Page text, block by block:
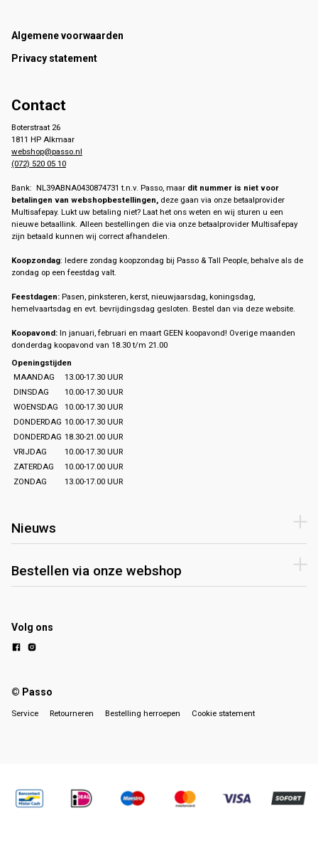
Footer
Algemene voorwaarden
Privacy statement
Contact
Boterstraat 26
1811 HP Alkmaar
webshop@passo.nl
(072) 520 05 10
Bank: NL39ABNA0430874731 t.n.v. Passo, maar dit nummer is niet voor
betalingen van webshopbestellingen, deze gaan via onze betaalprovider
Multisafepay. Lukt uw betaling niet? Laat het ons weten en wij sturen u een
nieuwe betaallink. Alleen bestellingen die via onze betaalprovider Multisafepay
zijn betaald kunnen wij correct afhandelen.
Koopzondag: Iedere zondag koopzondag bij Passo & Tall People, behalve als de
zondag op een feestdag valt.
Feestdagen: Pasen, pinksteren, kerst, nieuwjaarsdag, koningsdag,
hemelvaartsdag en evt. bevrijdingsdag gesloten. Bestel dan via deze website.
Koopavond: In januari, februari en maart GEEN koopavond! Overige maanden
donderdag koopavond van 18.30 t/m 21.00
Openingstijden
MAANDAG
13.00-17.30 UUR
DINSDAG
10.00-17.30 UUR
WOENSDAG
10.00-17.30 UUR
DONDERDAG 10.00-17.30 UUR
DONDERDAG 18.30-21.00 UUR
VRIJDAG
10.00-17.30 UUR
ZATERDAG
10.00-17.00 UUR
ZONDAG
13.00-17.00 UUR
Nieuws
Bestellen via onze webshop
Volg ons
© Passo
Service Retourneren Bestelling herroepen Cookie statement